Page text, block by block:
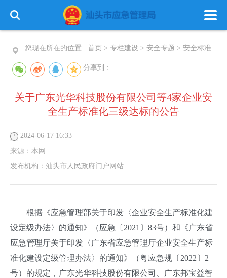
首 页 政务公开 政务服务
您现在所在的位置 : 首页 > 专栏建设 > 安全专题 > 安全标准
分享到：
关于广东光华科技股份有限公司等4家企业安
全生产标准化三级达标的公告
2024-06-17 16:33
来源： 本网
发布机构： 汕头市人民政府门户网站
根据《应急管理部关于印发〈企业安全生产标准化建
设定级办法〉的通知》（应急〔2021〕83号）和《广东省
应急管理厅关于印发〈广东省应急管理厅企业安全生产标
准化建设定级管理办法〉的通知》（粤应急规〔2022〕2
号）的规定，广东光华科技股份有限公司、广东邦宝益智